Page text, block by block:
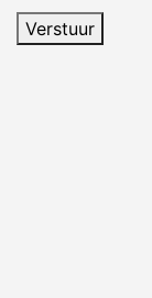
Verstuur